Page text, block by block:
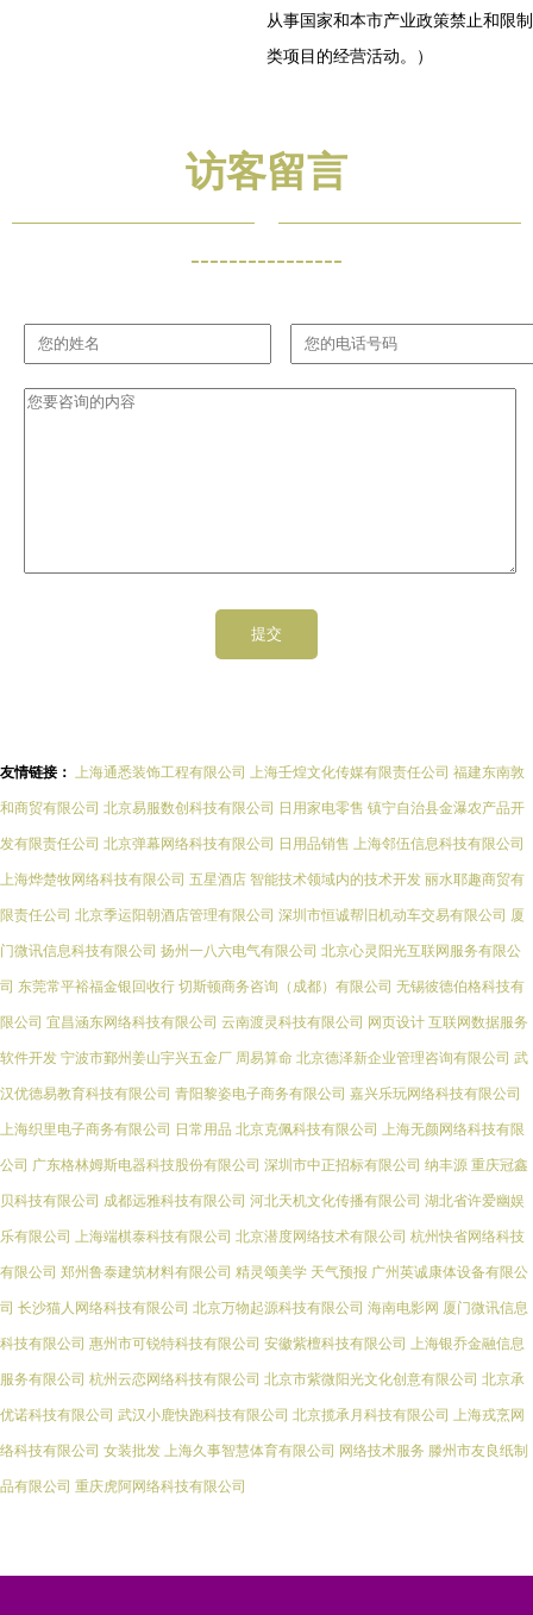
从事国家和本市产业政策禁止和限制
类项目的经营活动。）
访客留言
----------------
友情链接： 上海通悉装饰工程有限公司 上海壬煌文化传媒有限责任公司 福建东南敦
和商贸有限公司 北京易服数创科技有限公司 日用家电零售 镇宁自治县金瀑农产品开
发有限责任公司 北京弹幕网络科技有限公司 日用品销售 上海邻伍信息科技有限公司
上海烨楚牧网络科技有限公司 五星酒店 智能技术领域内的技术开发 丽水耶趣商贸有
限责任公司 北京季运阳朝酒店管理有限公司 深圳市恒诚帮旧机动车交易有限公司 厦
门微讯信息科技有限公司 扬州一八六电气有限公司 北京心灵阳光互联网服务有限公
司 东莞常平裕福金银回收行 切斯顿商务咨询（成都）有限公司 无锡彼德伯格科技有
限公司 宜昌涵东网络科技有限公司 云南渡灵科技有限公司 网页设计 互联网数据服务
软件开发 宁波市鄞州姜山宇兴五金厂 周易算命 北京德泽新企业管理咨询有限公司 武
汉优德易教育科技有限公司 青阳黎姿电子商务有限公司 嘉兴乐玩网络科技有限公司
上海织里电子商务有限公司 日常用品 北京克佩科技有限公司 上海无颜网络科技有限
公司 广东格林姆斯电器科技股份有限公司 深圳市中正招标有限公司 纳丰源 重庆冠鑫
贝科技有限公司 成都远雅科技有限公司 河北天机文化传播有限公司 湖北省许爱幽娱
乐有限公司 上海端棋泰科技有限公司 北京潜度网络技术有限公司 杭州快省网络科技
有限公司 郑州鲁泰建筑材料有限公司 精灵颂美学 天气预报 广州英诚康体设备有限公
司 长沙猫人网络科技有限公司 北京万物起源科技有限公司 海南电影网 厦门微讯信息
科技有限公司 惠州市可锐特科技有限公司 安徽紫檀科技有限公司 上海银乔金融信息
服务有限公司 杭州云恋网络科技有限公司 北京市紫微阳光文化创意有限公司 北京承
优诺科技有限公司 武汉小鹿快跑科技有限公司 北京揽承月科技有限公司 上海戎烹网
络科技有限公司 女装批发 上海久事智慧体育有限公司 网络技术服务 滕州市友良纸制
品有限公司 重庆虎阿网络科技有限公司